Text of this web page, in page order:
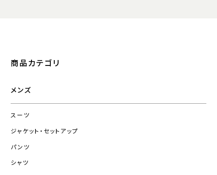
商品カテゴリ
メンズ
スーツ
ジャケット・セットアップ
パンツ
シャツ